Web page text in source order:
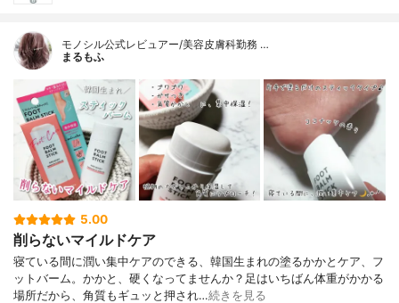
モノシル公式レビュアー/美容皮膚科勤務 …
まるもふ
5.00
削らないマイルドケア
寝ている間に潤い集中ケアのできる、韓国生まれの塗るかかとケア、フ
ットバーム。かかと、硬くなってませんか？足はいちばん体重がかかる
場所だから、角質もギュッと押され…続きを見る